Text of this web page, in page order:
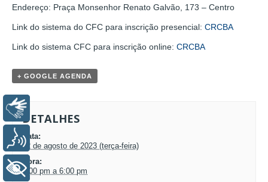
Endereço: Praça Monsenhor Renato Galvão, 173 – Centro
Link do sistema do CFC para inscrição presencial: CRCBA
Link do sistema CFC para inscrição online: CRCBA
+ GOOGLE AGENDA
DETALHES
Data:
22 de agosto de 2023 (terça-feira)
Hora:
2:00 pm a 6:00 pm
Voz
+ Acessibilidade